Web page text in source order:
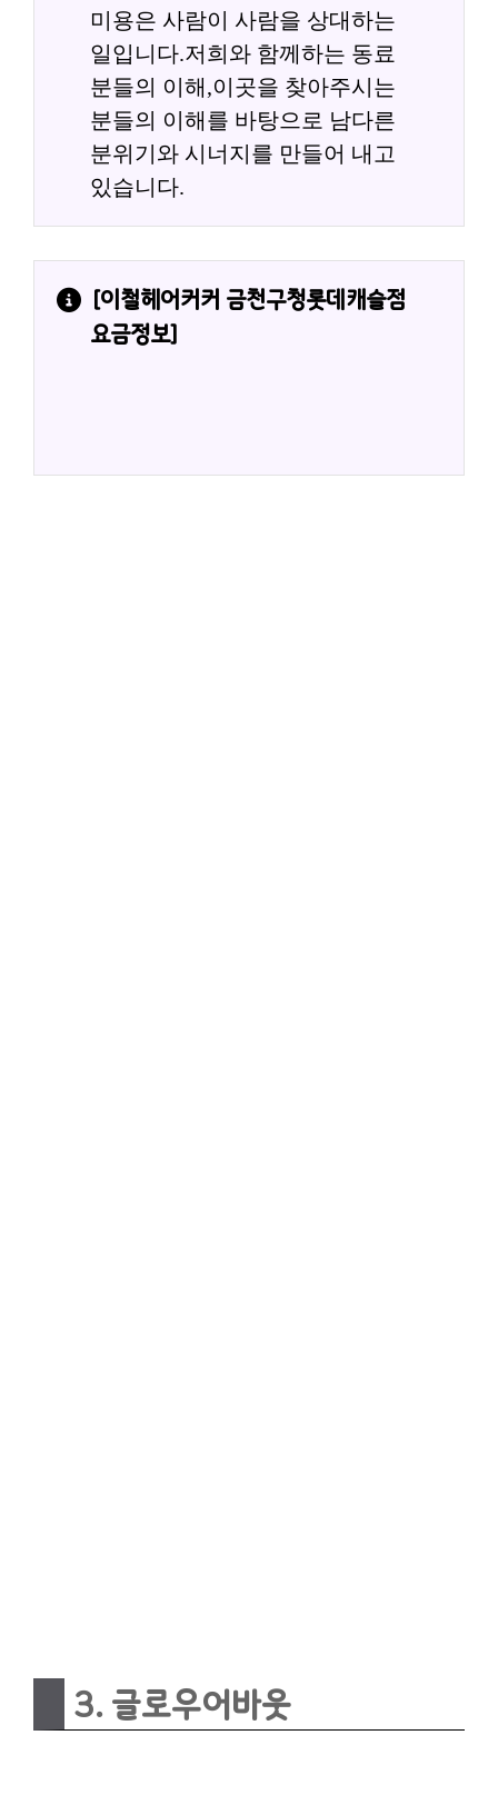
미용은 사람이 사람을 상대하는
일입니다.저희와 함께하는 동료
분들의 이해,이곳을 찾아주시는
분들의 이해를 바탕으로 남다른
분위기와 시너지를 만들어 내고
있습니다.
[이철헤어커커 금천구청롯데캐슬점
요금정보]
3. 글로우어바웃